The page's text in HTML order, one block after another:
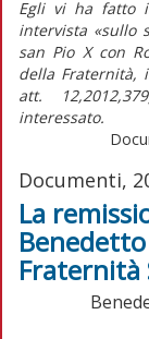
Egli vi ha fatto
intervista «sullo
san Pio X con
della Fraternità,
att.
interessato.
Documenti,
La
Benedetto
Fraternità